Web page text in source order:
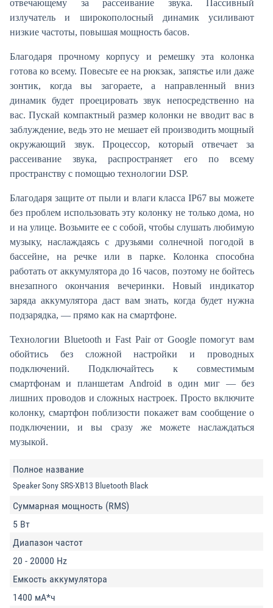
отвечающему за рассеивание звука. Пассивный
излучатель и широкополосный динамик усиливают
низкие частоты, повышая мощность басов.
Благодаря прочному корпусу и ремешку эта колонка
готова ко всему. Повесьте ее на рюкзак, запястье или даже
зонтик, когда вы загораете, а направленный вниз
динамик будет проецировать звук непосредственно на
вас. Пускай компактный размер колонки не вводит вас в
заблуждение, ведь это не мешает ей производить мощный
окружающий звук. Процессор, который отвечает за
рассеивание звука, распространяет его по всему
пространству с помощью технологии DSP.
Благодаря защите от пыли и влаги класса IP67 вы можете
без проблем использовать эту колонку не только дома, но
и на улице. Возьмите ее с собой, чтобы слушать любимую
музыку, наслаждаясь с друзьями солнечной погодой в
бассейне, на речке или в парке. Колонка способна
работать от аккумулятора до 16 часов, поэтому не бойтесь
внезапного окончания вечеринки. Новый индикатор
заряда аккумулятора даст вам знать, когда будет нужна
подзарядка, — прямо как на смартфоне.
Технологии Bluetooth и Fast Pair от Google помогут вам
обойтись без сложной настройки и проводных
подключений. Подключайтесь к совместимым
смартфонам и планшетам Android в один миг — без
лишних проводов и сложных настроек. Просто включите
колонку, смартфон поблизости покажет вам сообщение о
подключении, и вы сразу же можете наслаждаться
музыкой.
Полное название
Speaker Sony SRS-XB13 Bluetooth Black
Суммарная мощность (RMS)
5 Вт
Диапазон частот
20 - 20000 Hz
Емкость аккумулятора
1400 мА*ч